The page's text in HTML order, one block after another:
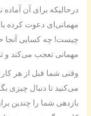
درحالیکه برای آن
مهمانی‌ای دعوت کرده
چیست! چه کسایی آنجا
مهمانی تعجب می‌کند و
می‌کنید تا دنبال چیزی
بازدهی شما را چندین